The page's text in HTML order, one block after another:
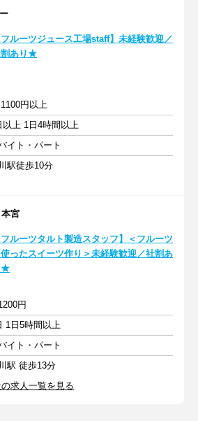
フルーツジュース工場staff】未経験歓迎／
あり★
円以上
以上 1日4時間以上
イト・パート
駅徒歩10分
宮
フルーツタルト製造スタッフ】＜フルーツ
ったスイーツ作り＞未経験歓迎／社割あ
★
円
1日5時間以上
イト・パート
駅 徒歩13分
求人一覧を見る